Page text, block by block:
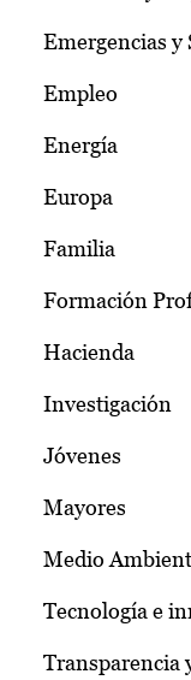
Emergencias y
Empleo
Energía
Europa
Familia
Formación
Hacienda
Investigación
Jóvenes
Mayores
Medio
Tecnología e
Transparencia